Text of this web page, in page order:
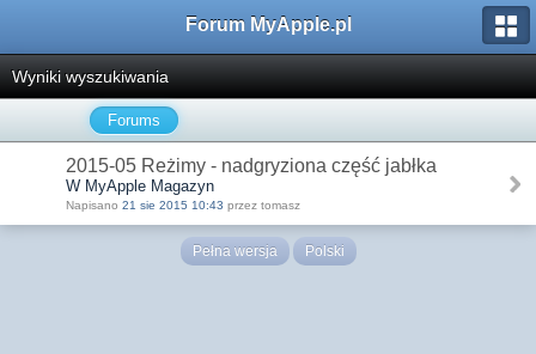
Forum MyApple.pl
Wyniki wyszukiwania
Forums
2015-05 Reżimy - nadgryziona część jabłka
W MyApple Magazyn
Napisano 21 sie 2015 10:43 przez tomasz
Pełna wersja Polski